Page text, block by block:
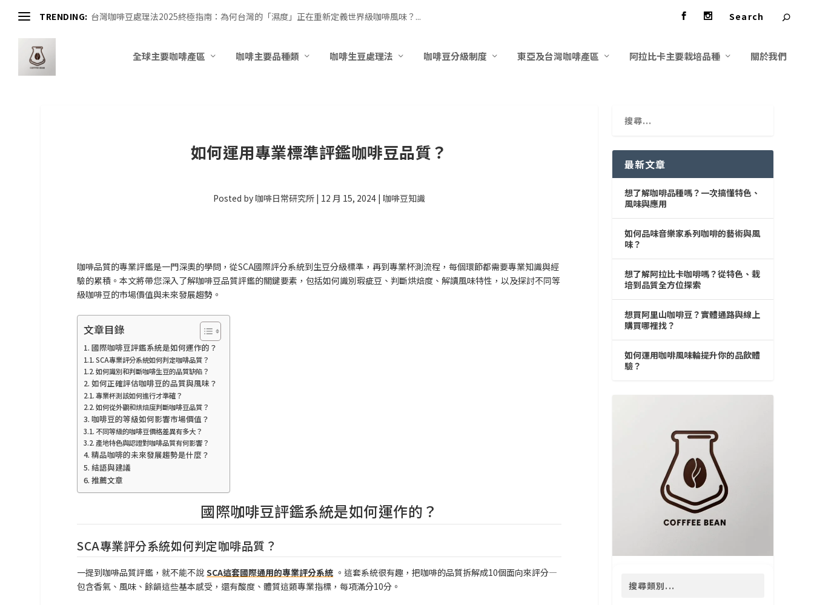
TRENDING: 台灣咖啡豆處理法2025終極指南：為何台灣的「濕度」正在重新定義世界級咖啡風味？...
全球主要咖啡產區 咖啡主要品種類 咖啡生豆處理法 咖啡豆分級制度 東亞及台灣咖啡產區 阿拉比卡主要栽培品種 關於我們
如何運用專業標準評鑑咖啡豆品質？
Posted by 咖啡日常研究所| 12 月 15, 2024| 咖啡豆知識
咖啡品質的專業評鑑是一門深奧的學問，從SCA國際評分系統到生豆分級標準，再到專業杯測流程，每個環節都需要專業知識與經
驗的累積。本文將帶您深入了解咖啡豆品質評鑑的關鍵要素，包括如何識別瑕疵豆、判斷烘焙度、解讀風味特性，以及探討不同等
級咖啡豆的市場價值與未來發展趨勢。
文章目錄
國際咖啡豆評鑑系統是如何運作的？
SCA專業評分系統如何判定咖啡品質？
如何識別和判斷咖啡生豆的品質缺陷？
如何正確評估咖啡豆的品質與風味？
專業杯測該如何進行才準確？
如何從外觀和烘焙度判斷咖啡豆品質？
咖啡豆的等級如何影響市場價值？
不同等級的咖啡豆價格差異有多大？
產地特色與認證對咖啡品質有何影響？
精品咖啡的未來發展趨勢是什麼？
結語與建議
推薦文章
國際咖啡豆評鑑系統是如何運作的？
SCA專業評分系統如何判定咖啡品質？
一提到咖啡品質評鑑，就不能不說 SCA這套國際通用的專業評分系統 。這套系統很有趣，把咖啡的品質拆解成10個面向來評分—
包含香氣、風味、餘韻這些基本感受，還有酸度、體質這類專業指標，每項滿分10分。
最新文章
想了解咖啡品種嗎？一次搞懂特色、
風味與應用
如何品味音樂家系列咖啡的藝術與風
味？
想了解阿拉比卡咖啡嗎？從特色、栽
培到品質全方位探索
想買阿里山咖啡豆？實體通路與線上
購買哪裡找？
如何運用咖啡風味輪提升你的品飲體
驗？